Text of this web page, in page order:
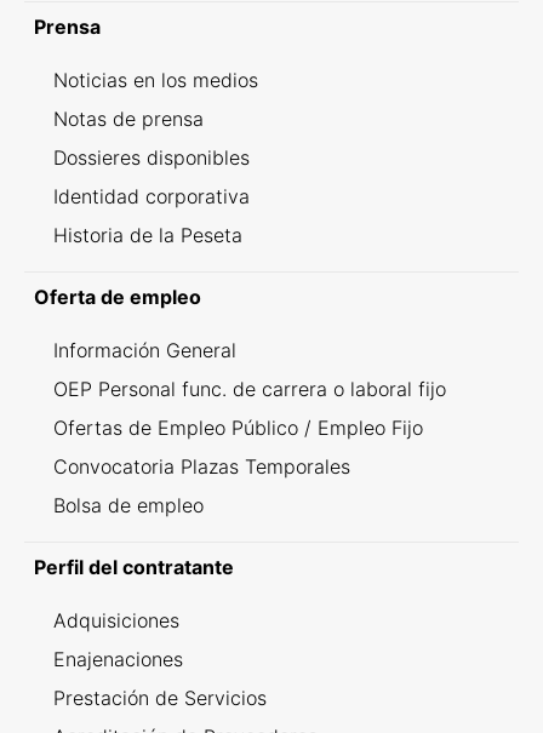
Prensa
Noticias en los medios
Notas de prensa
Dossieres disponibles
Identidad corporativa
Historia de la Peseta
Oferta de empleo
Información General
OEP Personal func. de carrera o laboral fijo
Ofertas de Empleo Público / Empleo Fijo
Convocatoria Plazas Temporales
Bolsa de empleo
Perfil del contratante
Adquisiciones
Enajenaciones
Prestación de Servicios